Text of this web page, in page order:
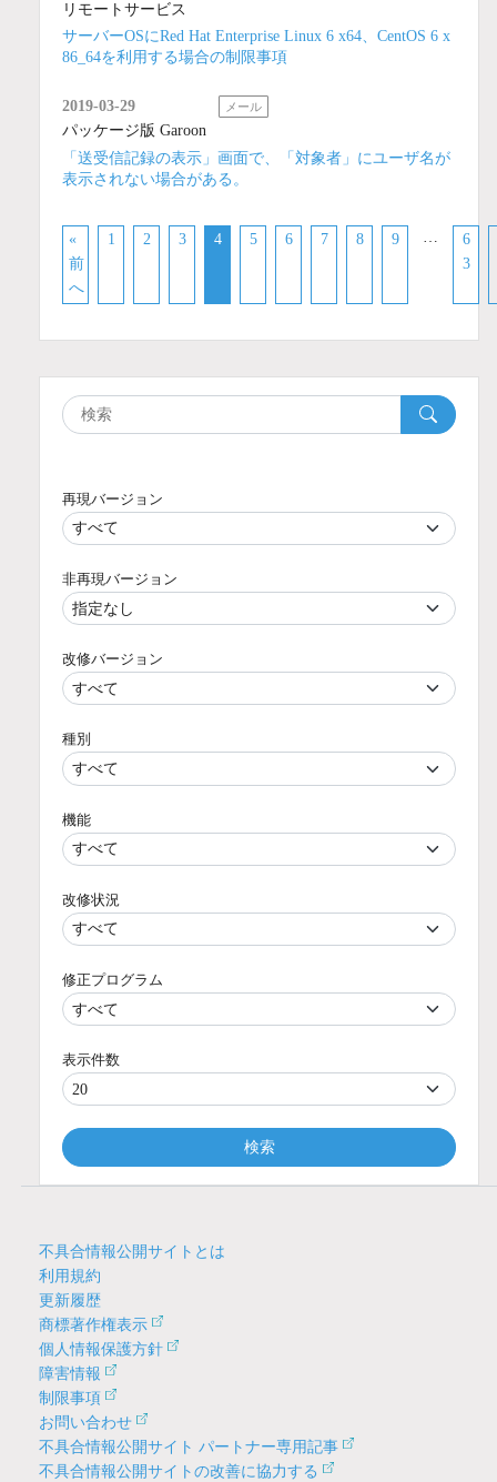
リモートサービス
サーバーOSにRed Hat Enterprise Linux 6 x64、CentOS 6 x
86_64を利用する場合の制限事項
2019-03-29 メール
パッケージ版 Garoon
「送受信記録の表示」画面で、「対象者」にユーザ名が
表示されない場合がある。
«
前
へ
1 2 3 4 5 6 7 8 9
6
3
再現バージョン
非再現バージョン
改修バージョン
種別
機能
改修状況
修正プログラム
表示件数
検索
不具合情報公開サイトとは
利用規約
更新履歴
商標著作権表示
個人情報保護方針
障害情報
制限事項
お問い合わせ
不具合情報公開サイト パートナー専用記事
不具合情報公開サイトの改善に協力する